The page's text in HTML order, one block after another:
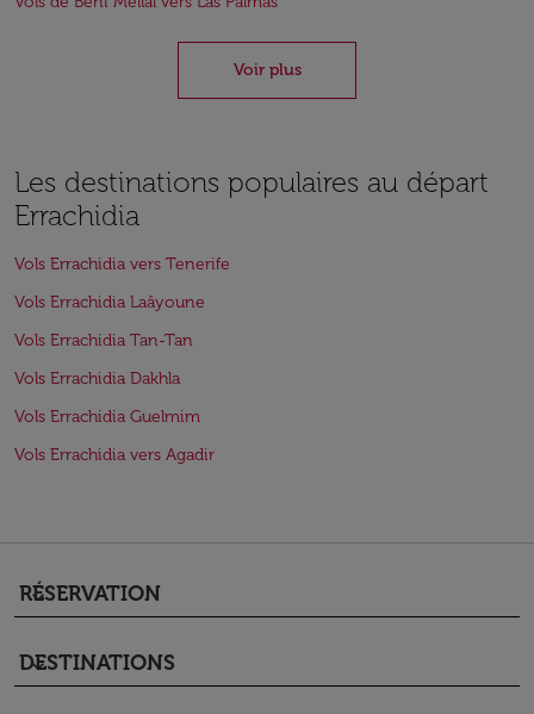
Voir plus
Les destinations populaires au départ
Errachidia
Vols Errachidia vers Tenerife
Vols Errachidia Laâyoune
Vols Errachidia Tan-Tan
Vols Errachidia Dakhla
Vols Errachidia Guelmim
Vols Errachidia vers Agadir
RÉSERVATION
keyboard_arrow_down
DESTINATIONS
keyboard_arrow_down